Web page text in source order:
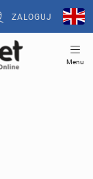
ZALOGUJ
Menu